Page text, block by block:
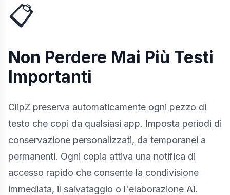
📋
Non Perdere Mai Più Testi
Importanti
ClipZ preserva automaticamente ogni pezzo di
testo che copi da qualsiasi app. Imposta periodi di
conservazione personalizzati, da temporanei a
permanenti. Ogni copia attiva una notifica di
accesso rapido che consente la condivisione
immediata, il salvataggio o l'elaborazione AI.